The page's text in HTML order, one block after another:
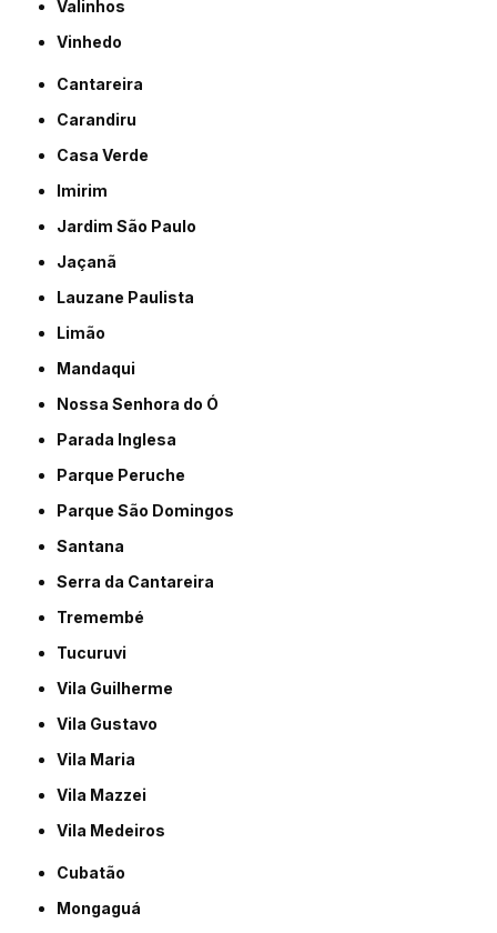
Valinhos
Vinhedo
Cantareira
Carandiru
Casa Verde
Imirim
Jardim São Paulo
Jaçanã
Lauzane Paulista
Limão
Mandaqui
Nossa Senhora do Ó
Parada Inglesa
Parque Peruche
Parque São Domingos
Santana
Serra da Cantareira
Tremembé
Tucuruvi
Vila Guilherme
Vila Gustavo
Vila Maria
Vila Mazzei
Vila Medeiros
Cubatão
Mongaguá